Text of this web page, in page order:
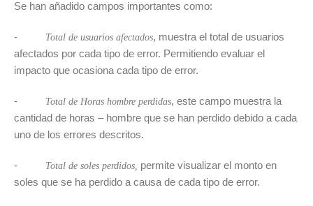
Se han añadido campos importantes como:
- Total de usuarios afectados, muestra el total de usuarios
afectados por cada tipo de error. Permitiendo evaluar el
impacto que ocasiona cada tipo de error.
- Total de Horas hombre perdidas, este campo muestra la
cantidad de horas – hombre que se han perdido debido a cada
uno de los errores descritos.
- Total de soles perdidos, permite visualizar el monto en
soles que se ha perdido a causa de cada tipo de error.